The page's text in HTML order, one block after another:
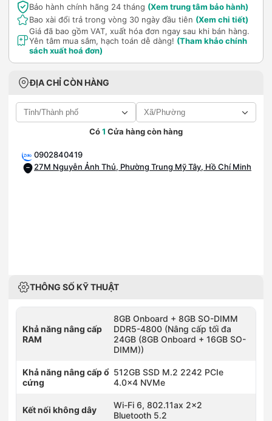
Bảo hành chính hãng 24 tháng (Xem trung tâm bảo hành)
Bao xài đổi trả trong vòng 30 ngày đầu tiên (Xem chi tiết)
Giá đã bao gồm VAT, xuất hóa đơn ngay sau khi bán hàng.
Yên tâm mua sắm, hạch toán dễ dàng! (Tham khảo chính
sách xuất hoá đơn)
ĐỊA CHỈ CÒN HÀNG
Có1 Cửa hàng còn hàng
0902840419
27M Nguyễn Ảnh Thủ, Phường Trung Mỹ Tây, Hồ Chí Minh
THÔNG SỐ KỸ THUẬT
Khả năng nâng cấp
RAM
8GB Onboard + 8GB SO-DIMM
DDR5-4800 (Nâng cấp tối đa
24GB (8GB Onboard + 16GB SO-
DIMM))
Khả năng nâng cấp ổ
cứng
512GB SSD M.2 2242 PCIe
4.0x4 NVMe
Kết nối không dây
Wi-Fi 6, 802.11ax 2x2
Bluetooth 5.2